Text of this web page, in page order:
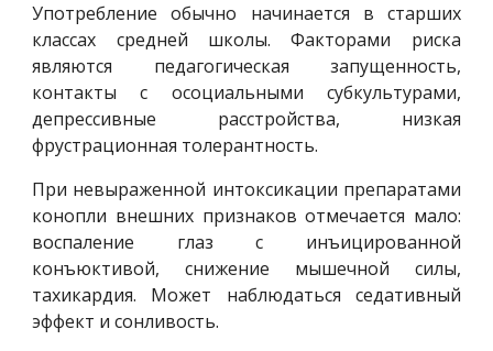
Употребление обычно начинается в старших
классах средней школы. Факторами риска
являются педагогическая запущенность,
контакты с осоциальными субкультурами,
депрессивные расстройства, низкая
фрустрационная толерантность.
При невыраженной интоксикации препаратами
конопли внешних признаков отмечается мало:
воспаление глаз с инъицированной
конъюктивой, снижение мышечной силы,
тахикардия. Может наблюдаться седативный
эффект и сонливость.